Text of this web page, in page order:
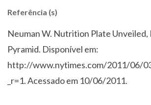
Referência (s)
Neuman W. Nutrition Plate Unveiled,
Pyramid. Disponível em:
http://www.nytimes.com/2011/06/
_r=1. Acessado em 10/06/2011.